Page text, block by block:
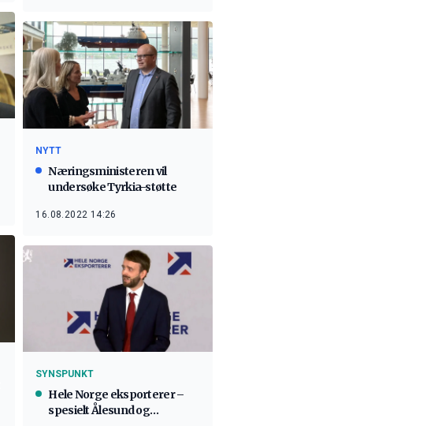
NYTT
Næringsministeren vil
undersøke Tyrkia-støtte
16.08.2022 14:26
SYNSPUNKT
Hele Norge eksporterer –
spesielt Ålesund og